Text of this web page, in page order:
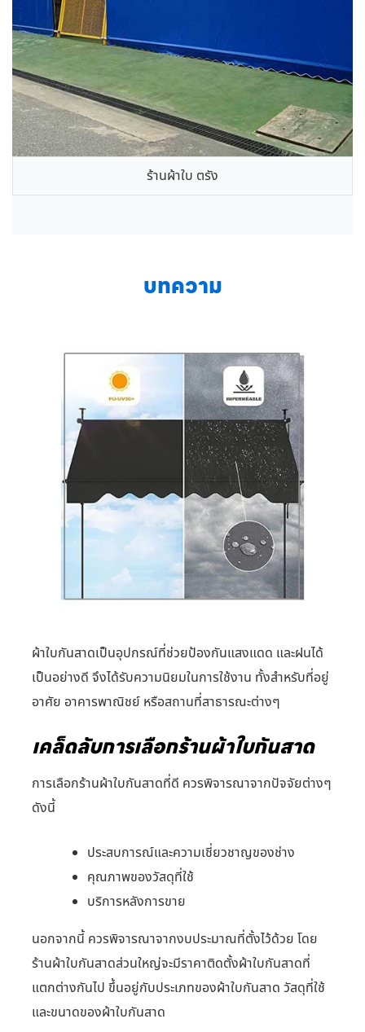
ร้านผ้าใบ ตรัง
บทความ
ผ้าใบกันสาดเป็นอุปกรณ์ที่ช่วยป้องกันแสงแดด และฝนได้
เป็นอย่างดี จึงได้รับความนิยมในการใช้งาน ทั้งสำหรับที่อยู่
อาศัย อาคารพาณิชย์ หรือสถานที่สาธารณะต่างๆ
เคล็ดลับการเลือกร้านผ้าใบกันสาด
การเลือกร้านผ้าใบกันสาดที่ดี ควรพิจารณาจากปัจจัยต่างๆ
ดังนี้
ประสบการณ์และความเชี่ยวชาญของช่าง
คุณภาพของวัสดุที่ใช้
บริการหลังการขาย
นอกจากนี้ ควรพิจารณาจากงบประมาณที่ตั้งไว้ด้วย โดย
ร้านผ้าใบกันสาดส่วนใหญ่จะมีราคาติดตั้งผ้าใบกันสาดที่
แตกต่างกันไป ขึ้นอยู่กับประเภทของผ้าใบกันสาด วัสดุที่ใช้
และขนาดของผ้าใบกันสาด